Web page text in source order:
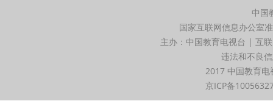
中国
国家互联网信息办公室
主办：中国教育电视台 | 互
违法和不良
2017 中国教育
京ICP备